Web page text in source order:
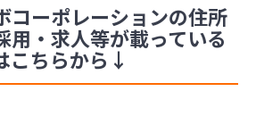
コーポレーションの住所
用・求人等が載っている
こちらから↓